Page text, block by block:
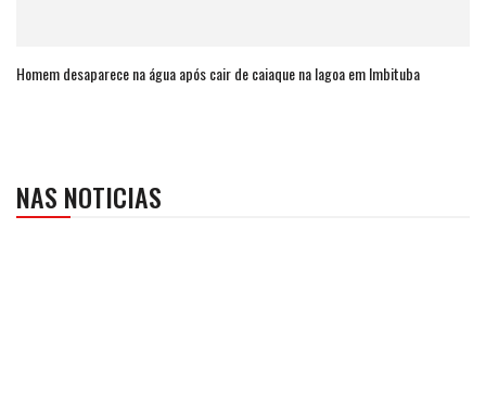
Homem desaparece na água após cair de caiaque na lagoa em Imbituba
NAS NOTICIAS